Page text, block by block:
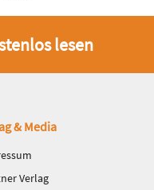
lesen
& Media
Verlag